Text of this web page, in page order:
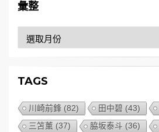
彙整
整
TAGS
川崎前鋒 (82) 田中碧 (43)
三笘薰 (37) 脇坂泰斗 (36)